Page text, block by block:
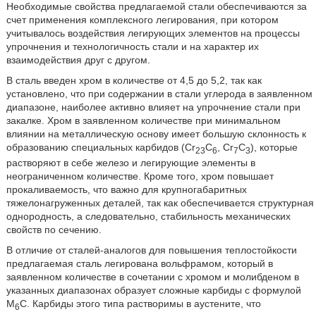
Необходимые свойства предлагаемой стали обеспечиваются за
счет применения комплексного легирования, при котором
учитывалось воздействия легирующих элементов на процессы
упрочнения и технологичность стали и на характер их
взаимодействия друг с другом.
В сталь введен хром в количестве от 4,5 до 5,2, так как
установлено, что при содержании в стали углерода в заявленном
диапазоне, наиболее активно влияет на упрочнение стали при
закалке. Хром в заявленном количестве при минимальном
влиянии на металлическую основу имеет большую склонность к
образованию специальных карбидов (Cr23C6 , Cr7C3), которые
растворяют в себе железо и легирующие элементы в
неограниченном количестве. Кроме того, хром повышает
прокаливаемость, что важно для крупногабаритных
тяжелонагруженных деталей, так как обеспечивается структурная
однородность, а следовательно, стабильность механических
свойств по сечению.
В отличие от сталей-аналогов для повышения теплостойкости
предлагаемая сталь легирована вольфрамом, который в
заявленном количестве в сочетании с хромом и молибденом в
указанных диапазонах образует сложные карбиды с формулой
М6С. Карбиды этого типа растворимы в аустените, что